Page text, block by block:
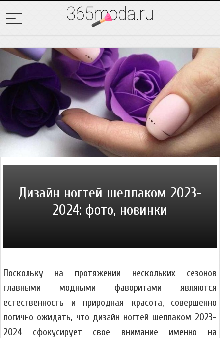
Дизайн ногтей шеллаком 2023-
2024: фото, новинки
Поскольку на протяжении нескольких сезонов
главными модными фаворитами являются
естественность и природная красота, совершенно
логично ожидать, что дизайн ногтей шеллаком 2023-
2024 сфокусирует свое внимание именно на